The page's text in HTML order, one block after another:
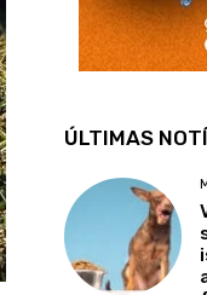
ÚLTIMAS